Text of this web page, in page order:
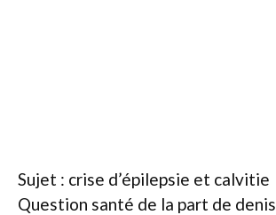
Sujet : crise d’épilepsie et calvitie
Question santé de la part de denis